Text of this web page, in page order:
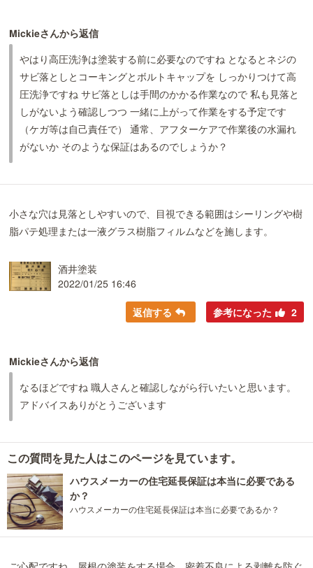
Mickieさんから返信
やはり高圧洗浄は塗装する前に必要なのですね となるとネジの
サビ落としとコーキングとボルトキャップを しっかりつけて高
圧洗浄ですね サビ落としは手間のかかる作業なので 私も見落と
しがないよう確認しつつ 一緒に上がって作業をする予定です
（ケガ等は自己責任で） 通常、アフターケアで作業後の水漏れ
がないか そのような保証はあるのでしょうか？
小さな穴は見落としやすいので、目視できる範囲はシーリングや樹
脂パテ処理または一液グラス樹脂フィルムなどを施します。
酒井塗装
2022/01/25 16:46
返信する 参考になった 2
Mickieさんから返信
なるほどですね 職人さんと確認しながら行いたいと思います。
アドバイスありがとうございます
この質問を見た人はこのページを見ています。
ハウスメーカーの住宅延長保証は本当に必要である
か？
ハウスメーカーの住宅延長保証は本当に必要であるか？